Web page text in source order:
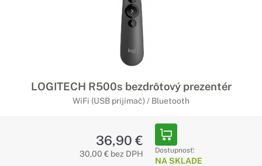
LOGITECH R500s bezdrôtový prezentér
WiFi (USB prijímač) / Bluetooth
36,90 €
30,00 € bez DPH Dostupnosť:
NA SKLADE